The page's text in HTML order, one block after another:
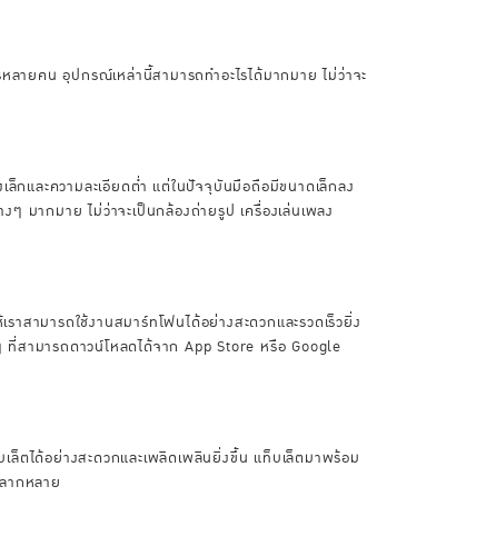
ายคน อุปกรณ์เหล่านี้สามารถทำอะไรได้มากมาย ไม่ว่าจะ
และความละเอียดต่ำ แต่ในปัจจุบันมือถือมีขนาดเล็กลง
มากมาย ไม่ว่าจะเป็นกล้องถ่ายรูป เครื่องเล่นเพลง
ามารถใช้งานสมาร์ทโฟนได้อย่างสะดวกและรวดเร็วยิ่ง
ามารถดาวน์โหลดได้จาก App Store หรือ Google
ตได้อย่างสะดวกและเพลิดเพลินยิ่งขึ้น แท็บเล็ตมาพร้อม
ากหลาย